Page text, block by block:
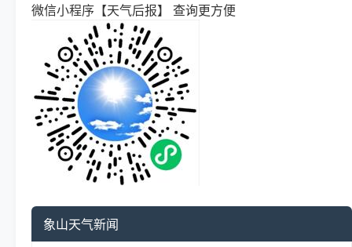
微信小程序【天气后报】 查询更方便
象山天气新闻